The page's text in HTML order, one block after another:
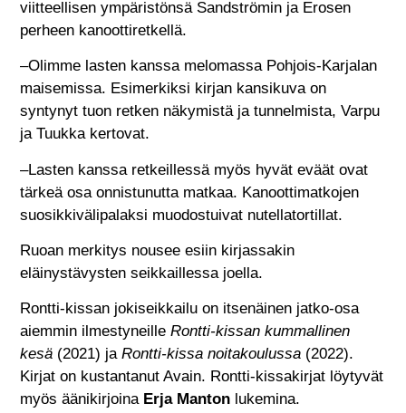
viitteellisen ympäristönsä Sandströmin ja Erosen
perheen kanoottiretkellä.
–Olimme lasten kanssa melomassa Pohjois-Karjalan
maisemissa. Esimerkiksi kirjan kansikuva on
syntynyt tuon retken näkymistä ja tunnelmista, Varpu
ja Tuukka kertovat.
–Lasten kanssa retkeillessä myös hyvät eväät ovat
tärkeä osa onnistunutta matkaa. Kanoottimatkojen
suosikkivälipalaksi muodostuivat nutellatortillat.
Ruoan merkitys nousee esiin kirjassakin
eläinystävysten seikkaillessa joella.
Rontti-kissan jokiseikkailu on itsenäinen jatko-osa
aiemmin ilmestyneilleRontti-kissan kummallinen
kesä (2021) jaRontti-kissa noitakoulussa (2022).
Kirjat on kustantanut Avain. Rontti-kissakirjat löytyvät
myös äänikirjoina Erja Manton lukemina.